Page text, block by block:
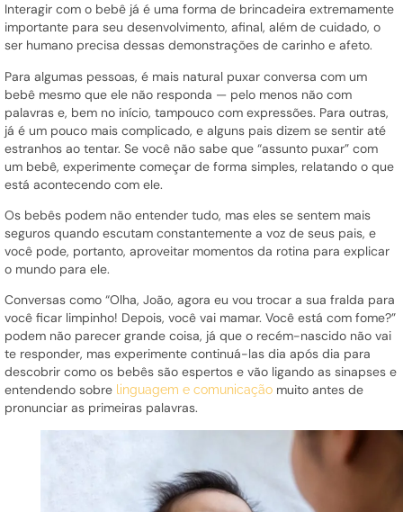
Interagir com o bebê já é uma forma de brincadeira extremamente
importante para seu desenvolvimento, afinal, além de cuidado, o
ser humano precisa dessas demonstrações de carinho e afeto.
Para algumas pessoas, é mais natural puxar conversa com um
bebê mesmo que ele não responda — pelo menos não com
palavras e, bem no início, tampouco com expressões. Para outras,
já é um pouco mais complicado, e alguns pais dizem se sentir até
estranhos ao tentar. Se você não sabe que “assunto puxar” com
um bebê, experimente começar de forma simples, relatando o que
está acontecendo com ele.
Os bebês podem não entender tudo, mas eles se sentem mais
seguros quando escutam constantemente a voz de seus pais, e
você pode, portanto, aproveitar momentos da rotina para explicar
o mundo para ele.
Conversas como “Olha, João, agora eu vou trocar a sua fralda para
você ficar limpinho! Depois, você vai mamar. Você está com fome?”
podem não parecer grande coisa, já que o recém-nascido não vai
te responder, mas experimente continuá-las dia após dia para
descobrir como os bebês são espertos e vão ligando as sinapses e
entendendo sobre linguagem e comunicação muito antes de
pronunciar as primeiras palavras.